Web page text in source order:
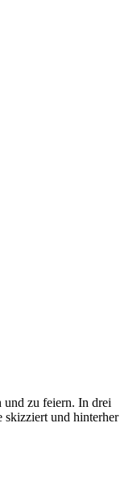
und zu feiern. In drei
skizziert und hinterher